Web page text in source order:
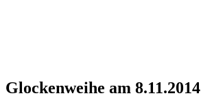
Glockenweihe am 8.11.2014